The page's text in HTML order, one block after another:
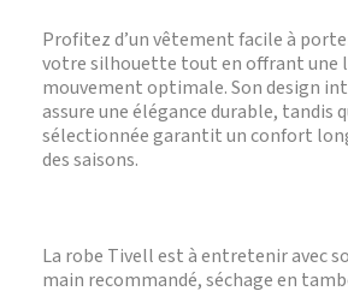
Profitez d’un vêtement facile à
votre silhouette tout en offrant une
mouvement optimale. Son design
assure une élégance durable, tandis
sélectionnée garantit un confort
des saisons.
La robe Tivell est à entretenir avec
main recommandé, séchage en